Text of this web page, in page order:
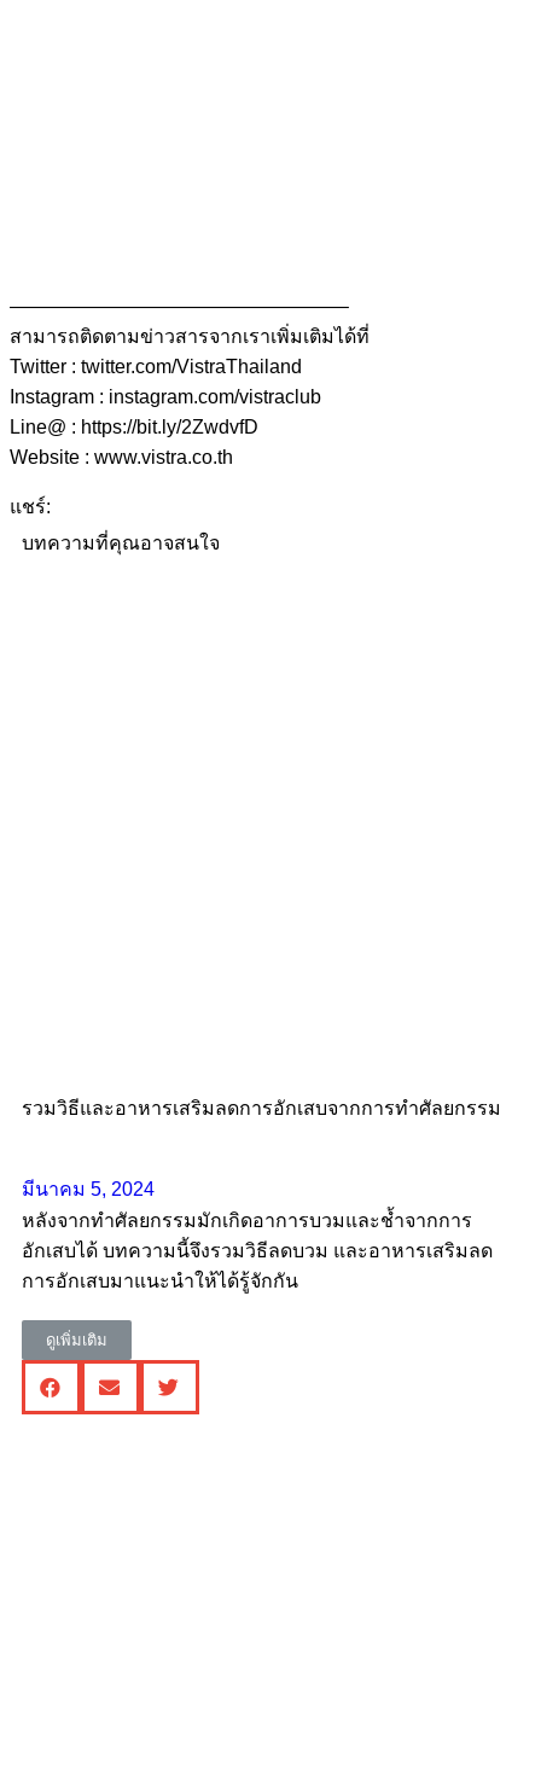
—————————————————–
สามารถติดตามข่าวสารจากเราเพิ่มเติมได้ที่
Twitter : twitter.com/VistraThailand
Instagram : instagram.com/vistraclub
Line@ : https://bit.ly/2ZwdvfD
Website : www.vistra.co.th
แชร์:
บทความที่คุณอาจสนใจ
รวมวิธีและอาหารเสริมลดการอักเสบจากการทำศัลยกรรม
มีนาคม 5, 2024
หลังจากทำศัลยกรรมมักเกิดอาการบวมและช้ำจากการ
อักเสบได้ บทความนี้จึงรวมวิธีลดบวม และอาหารเสริมลด
การอักเสบมาแนะนำให้ได้รู้จักกัน
ดูเพิ่มเติม